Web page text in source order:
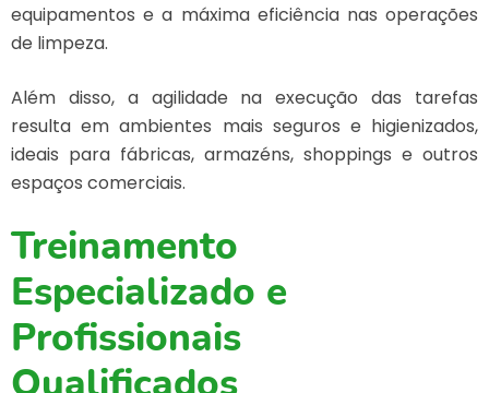
equipamentos e a máxima eficiência nas operações
de limpeza.
Além disso, a agilidade na execução das tarefas
resulta em ambientes mais seguros e higienizados,
ideais para fábricas, armazéns, shoppings e outros
espaços comerciais.
Treinamento
Especializado e
Profissionais